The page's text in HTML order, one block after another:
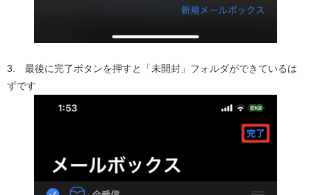
3. 最後に完了ボタンを押すと「未開封」フォルダができているは
ずです